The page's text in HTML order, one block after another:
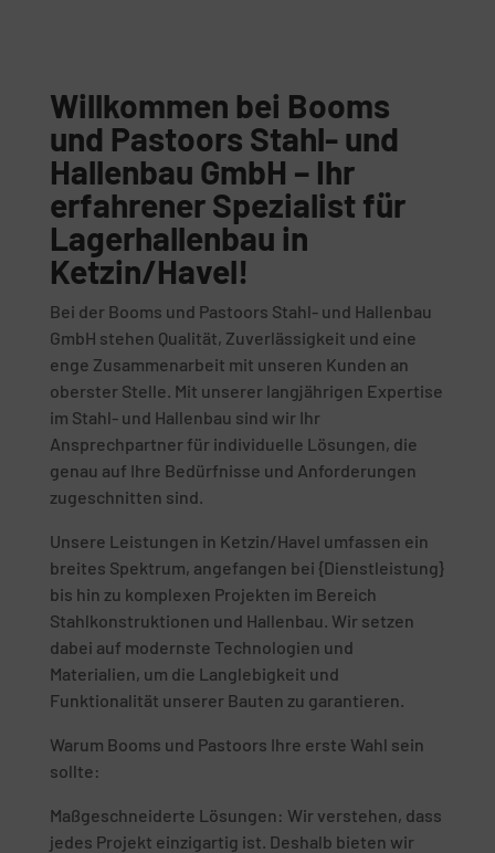
Willkommen bei Booms
und Pastoors Stahl- und
Hallenbau GmbH – Ihr
erfahrener Spezialist für
Lagerhallenbau in
Ketzin/Havel!
Bei der Booms und Pastoors Stahl- und Hallenbau
GmbH stehen Qualität, Zuverlässigkeit und eine
enge Zusammenarbeit mit unseren Kunden an
oberster Stelle. Mit unserer langjährigen Expertise
im Stahl- und Hallenbau sind wir Ihr
Ansprechpartner für individuelle Lösungen, die
genau auf Ihre Bedürfnisse und Anforderungen
zugeschnitten sind.
Unsere Leistungen in Ketzin/Havel umfassen ein
breites Spektrum, angefangen bei {Dienstleistung}
bis hin zu komplexen Projekten im Bereich
Stahlkonstruktionen und Hallenbau. Wir setzen
dabei auf modernste Technologien und
Materialien, um die Langlebigkeit und
Funktionalität unserer Bauten zu garantieren.
Warum Booms und Pastoors Ihre erste Wahl sein
sollte:
Maßgeschneiderte Lösungen: Wir verstehen, dass
jedes Projekt einzigartig ist. Deshalb bieten wir